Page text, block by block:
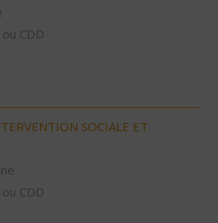
CDD
SOCIALE ET
CDD